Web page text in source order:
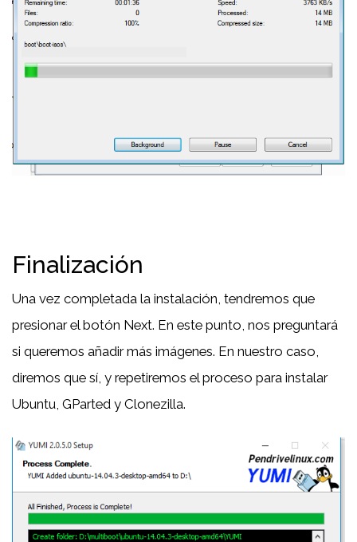
Finalización
Una vez completada la instalación, tendremos que
presionar el botón Next. En este punto, nos preguntará
si queremos añadir más imágenes. En nuestro caso,
diremos que sí, y repetiremos el proceso para instalar
Ubuntu, GParted y Clonezilla.